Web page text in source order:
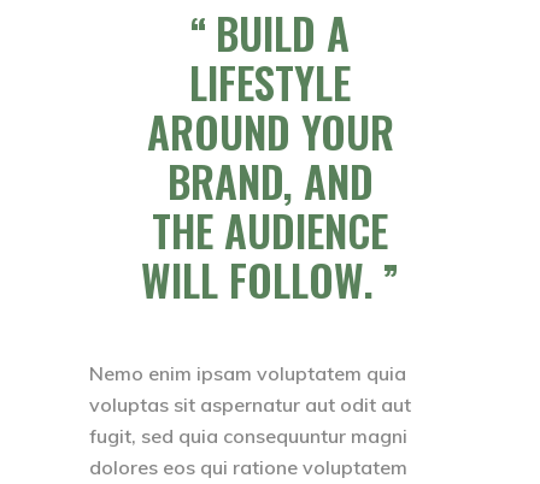
BUILD A
LIFESTYLE
AROUND YOUR
BRAND, AND
THE AUDIENCE
WILL FOLLOW.
Nemo enim ipsam voluptatem quia
voluptas sit aspernatur aut odit aut
fugit, sed quia consequuntur magni
dolores eos qui ratione voluptatem